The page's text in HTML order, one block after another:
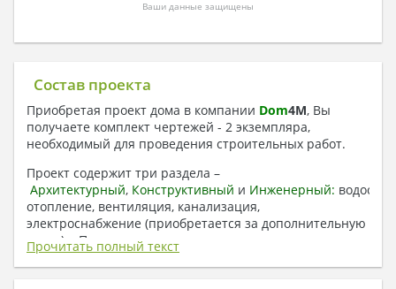
Ваши данные защищены
Состав проекта
Приобретая проект дома в компании Dom4M, Вы
получаете комплект чертежей - 2 экземпляра,
необходимый для проведения строительных работ.
Проект содержит три раздела –
Архитектурный, Конструктивный и Инженерный:
отопление, вентиляция, канализация,
электроснабжение (приобретается за дополнительную
плату) + Пояснительная записка.
1. Архитектурный раздел:
Прочитать полный текст